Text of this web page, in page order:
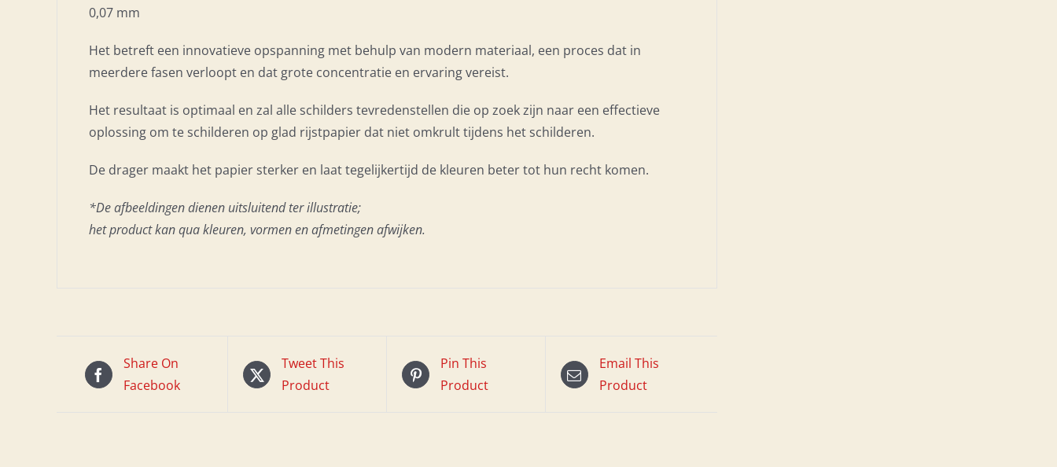
0,07 mm
Het betreft een innovatieve opspanning met behulp van modern materiaal, een proces dat in
meerdere fasen verloopt en dat grote concentratie en ervaring vereist.
Het resultaat is optimaal en zal alle schilders tevredenstellen die op zoek zijn naar een effectieve
oplossing om te schilderen op glad rijstpapier dat niet omkrult tijdens het schilderen.
De drager maakt het papier sterker en laat tegelijkertijd de kleuren beter tot hun recht komen.
*De afbeeldingen dienen uitsluitend ter illustratie;
het product kan qua kleuren, vormen en afmetingen afwijken.
Share On
Facebook
Tweet This
Product
Pin This
Product
Email This
Product